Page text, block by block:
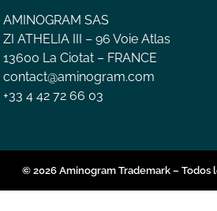
AMINOGRAM SAS
ZI ATHELIA III – 96 Voie Atlas
13600 La Ciotat – FRANCE
contact@aminogram.com
+33 4 42 72 66 03
© 2026 Aminogram Trademark – Todos